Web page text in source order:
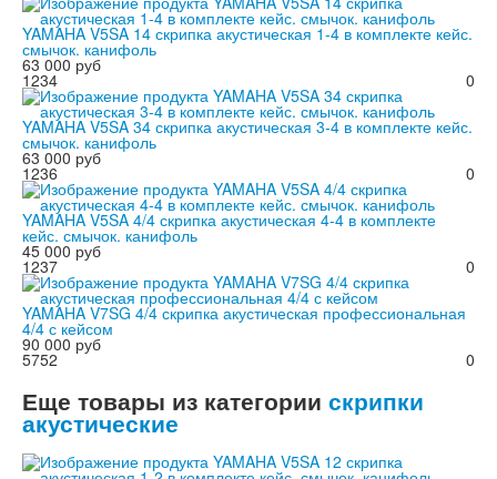
YAMAHA V5SA 14 скрипка акустическая 1-4 в комплекте кейс.
смычок. канифоль
63 000 руб
0
1234
YAMAHA V5SA 34 скрипка акустическая 3-4 в комплекте кейс.
смычок. канифоль
63 000 руб
0
1236
YAMAHA V5SA 4/4 скрипка акустическая 4-4 в комплекте
кейс. смычок. канифоль
45 000 руб
0
1237
YAMAHA V7SG 4/4 скрипка акустическая профессиональная
4/4 с кейсом
90 000 руб
0
5752
Еще товары из категории скрипки
акустические